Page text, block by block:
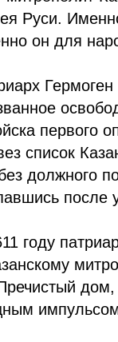
Руси.
он для
первого
список
должного
после
году
дом,
импульсом